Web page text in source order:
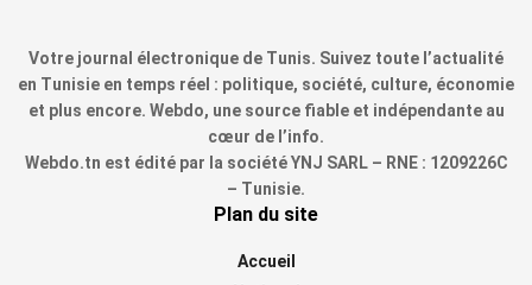
Votre journal électronique de Tunis. Suivez toute l’actualité
en Tunisie en temps réel : politique, société, culture, économie
et plus encore. Webdo, une source fiable et indépendante au
cœur de l’info.
Webdo.tn est édité par la société YNJ SARL – RNE : 1209226C
– Tunisie.
Plan du site
Accueil